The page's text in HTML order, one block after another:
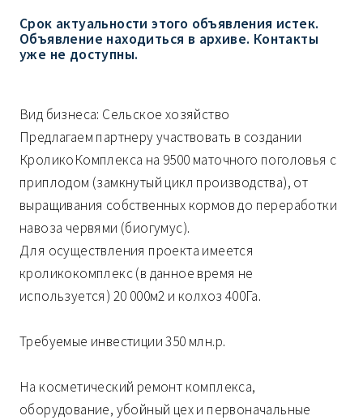
Срок актуальности этого объявления истек.
Объявление находиться в архиве. Контакты
уже не доступны.
Вид бизнеса: Сельское хозяйство
Предлагаем партнеру участвовать в создании
КроликоКомплекса на 9500 маточного поголовья с
приплодом (замкнутый цикл производства), от
выращивания собственных кормов до переработки
навоза червями (биогумус).
Для осуществления проекта имеется
кроликокомплекс (в данное время не
используется) 20 000м2 и колхоз 400Га.
Требуемые инвестиции 350 млн.р.
На косметический ремонт комплекса,
оборудование, убойный цех и первоначальные